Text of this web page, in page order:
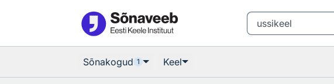
Sõnakogud 1 Keel